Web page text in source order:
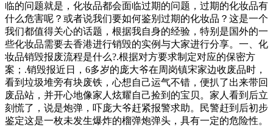
临的问题就是，化妆品都会面临过期的问题，过期的化妆品有
什么危害呢？或者说我们要如何鉴别过期的化妆品？这是一个
我们都值得关心的话题，根据我自身的经验，特别是国外的一
些化妆品需要去香港进行销毁的实例与大家进行分享。一、化
妆品销毁报废流程是什么?.根据对方要求制定对应的保密方
案；.销毁报近日，6多岁的庞大爷在周岗镇宋家边收废品时，
看到垃圾堆旁有块废铁，心想自己运气不错，便扒了出来带回
废品站，并开心地像家人炫耀自己捡到的宝贝。家人看到后立
刻慌了，说是炮弹，吓庞大爷赶紧报警求助。民警赶到后初步
鉴定这是一枚未发生爆炸的榴弹炮弹头，具有一定的危险性。